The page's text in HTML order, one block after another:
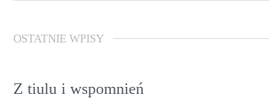
OSTATNIE WPISY
Z tiulu i wspomnień